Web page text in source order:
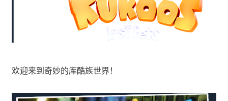
欢迎来到奇妙的库酷族世界！